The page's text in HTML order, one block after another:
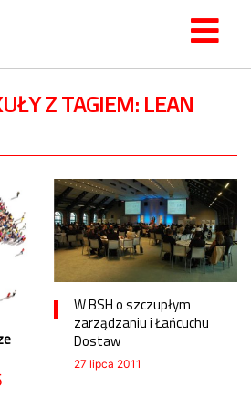
Z TAGIEM: LEAN
W BSH o szczupłym
zarządzaniu i Łańcuchu
Dostaw
27 lipca 2011